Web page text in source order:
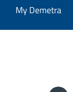
My Demetra